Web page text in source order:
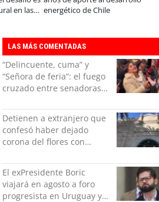
LAS MÁS COMENTADAS
“Delincuente, cuma” y
“Señora de feria”: el fuego
cruzado entre senadoras
Senado
Detienen a extranjero que
confesó haber dejado
corona del flores con
exPenitenciaría
El exPresidente Boric
viajará en agosto a foro
progresista en Uruguay y